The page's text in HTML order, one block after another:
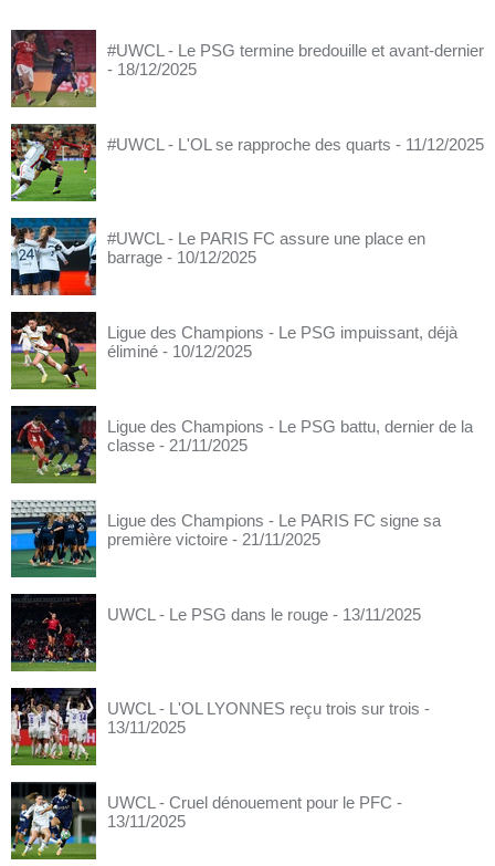
#UWCL - Le PSG termine bredouille et avant-dernier
- 18/12/2025
#UWCL - L'OL se rapproche des quarts - 11/12/2025
#UWCL - Le PARIS FC assure une place en
barrage - 10/12/2025
Ligue des Champions - Le PSG impuissant, déjà
éliminé - 10/12/2025
Ligue des Champions - Le PSG battu, dernier de la
classe - 21/11/2025
Ligue des Champions - Le PARIS FC signe sa
première victoire - 21/11/2025
UWCL - Le PSG dans le rouge - 13/11/2025
UWCL - L'OL LYONNES reçu trois sur trois -
13/11/2025
UWCL - Cruel dénouement pour le PFC -
13/11/2025